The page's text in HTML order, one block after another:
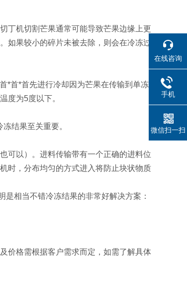
丁机切割芒果通常可能导致芒果边缘上更
如果较小的碎片未被去除，则会在冷冻过
*首*首先进行冷却因为芒果在传输到单冻
度为5度以下。
结果至关重要。
可以）。进料传输带有一个正确的进料位
时，分布均匀的方式进入将防止块状物质
相当不错冷冻结果的非常好解决方案：
价格需根据客户需求而定，如需了解具体
在线咨询
手机
微信扫一扫